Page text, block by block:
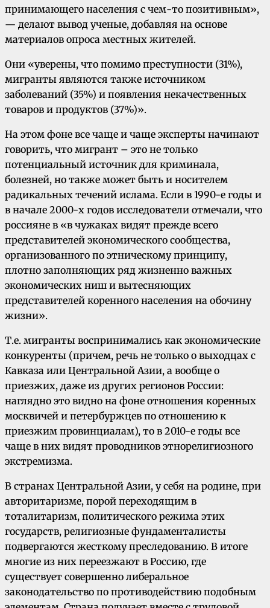
принимающего населения с чем-то позитивным»,
— делают вывод ученые, добавляя на основе
материалов опроса местных жителей.
Они «уверены, что помимо преступности (31%),
мигранты являются также источником
заболеваний (35%) и появления некачественных
товаров и продуктов (37%)».
На этом фоне все чаще и чаще эксперты начинают
говорить, что мигрант – это не только
потенциальный источник для криминала,
болезней, но также может быть и носителем
радикальных течений ислама. Если в 1990-е годы и
в начале 2000-х годов исследователи отмечали, что
россияне в «в чужаках видят прежде всего
представителей экономического сообщества,
организованного по этническому принципу,
плотно заполняющих ряд жизненно важных
экономических ниш и вытесняющих
представителей коренного населения на обочину
жизни».
Т.е. мигранты воспринимались как экономические
конкуренты (причем, речь не только о выходцах с
Кавказа или Центральной Азии, а вообще о
приезжих, даже из других регионов России:
наглядно это видно на фоне отношения коренных
москвичей и петербуржцев по отношению к
приезжим провинциалам), то в 2010-е годы все
чаще в них видят проводников этнорелигиозного
экстремизма.
В странах Центральной Азии, у себя на родине, при
авторитаризме, порой переходящим в
тоталитаризм, политического режима этих
государств, религиозные фундаменталисты
подвергаются жесткому преследованию. В итоге
многие из них переезжают в Россию, где
существует совершенно либеральное
законодательство по противодействию подобным